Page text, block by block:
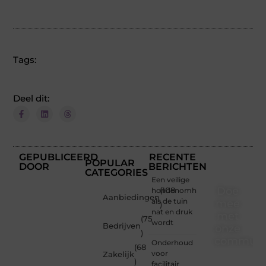
Tags:
Deel dit:
GEPUBLICEERD
DOOR
POPULAR
CATEGORIES
Aanbiedingen
(108
)
Bedrijven
(75
)
Zakelijk
(68
)
RECENTE
BERICHTEN
Een veilige
hondenomheining
als de tuin
nat en druk
wordt
Onderhoud
voor
facilitair